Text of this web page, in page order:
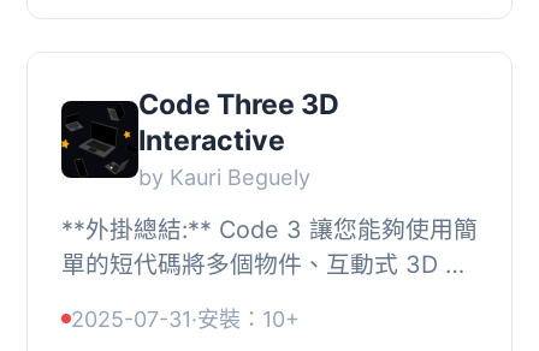
您可以直接在您的 Word...
Code Three 3D
Interactive
by Kauri Beguely
**外掛總結:** Code 3 讓您能夠使用簡
單的短代碼將多個物件、互動式 3D 場
#### 問題與解答:, 1. Code 3 是用來做
2025-07-31·安裝：10+